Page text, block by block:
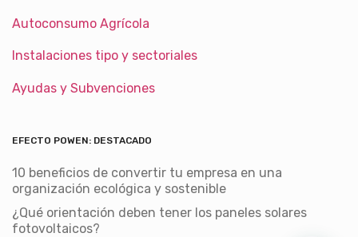
Autoconsumo Agrícola
Instalaciones tipo y sectoriales
Ayudas y Subvenciones
EFECTO POWEN: DESTACADO
10 beneficios de convertir tu empresa en una
organización ecológica y sostenible
¿Qué orientación deben tener los paneles solares
fotovoltaicos?